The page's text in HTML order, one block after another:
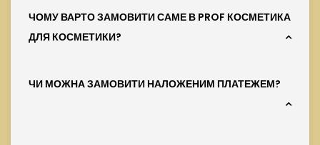
ЧОМУ ВАРТО ЗАМОВИТИ САМЕ В PROF КОСМЕТИКА
ДЛЯ КОСМЕТИКИ?
ЧИ МОЖНА ЗАМОВИТИ НАЛОЖЕНИМ ПЛАТЕЖЕМ?